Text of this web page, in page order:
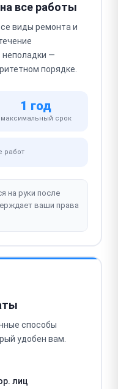
все работы
виды ремонта и
неполадки —
порядке.
1 год
максимальный срок
работ
на руки после
ваши права
способы
удобен вам.
лиц